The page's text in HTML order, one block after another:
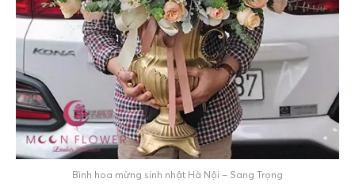
Bình hoa mừng sinh nhật Hà Nội – Sang Trọng